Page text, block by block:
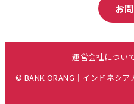
お
運営会社につい
© BANK ORANG｜インドネシ